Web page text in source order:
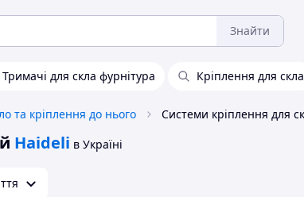
Знайти
Тримачі для скла фурнітура Кріплення для скла
та кріплення до нього
Haideli в Україні